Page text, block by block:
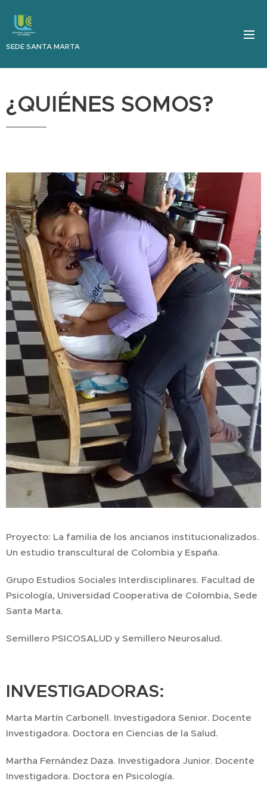
SEDE SANTA MARTA
¿QUIÉNES SOMOS?
Proyecto: La familia de los ancianos institucionalizados.
Un estudio transcultural de Colombia y España.
Grupo Estudios Sociales Interdisciplinares. Facultad de
Psicología, Universidad Cooperativa de Colombia, Sede
Santa Marta.
Semillero PSICOSALUD y Semillero Neurosalud.
INVESTIGADORAS:
Marta Martín Carbonell. Investigadora Senior. Docente
Investigadora. Doctora en Ciencias de la Salud.
Martha Fernández Daza. Investigadora Junior. Docente
Investigadora. Doctora en Psicología.